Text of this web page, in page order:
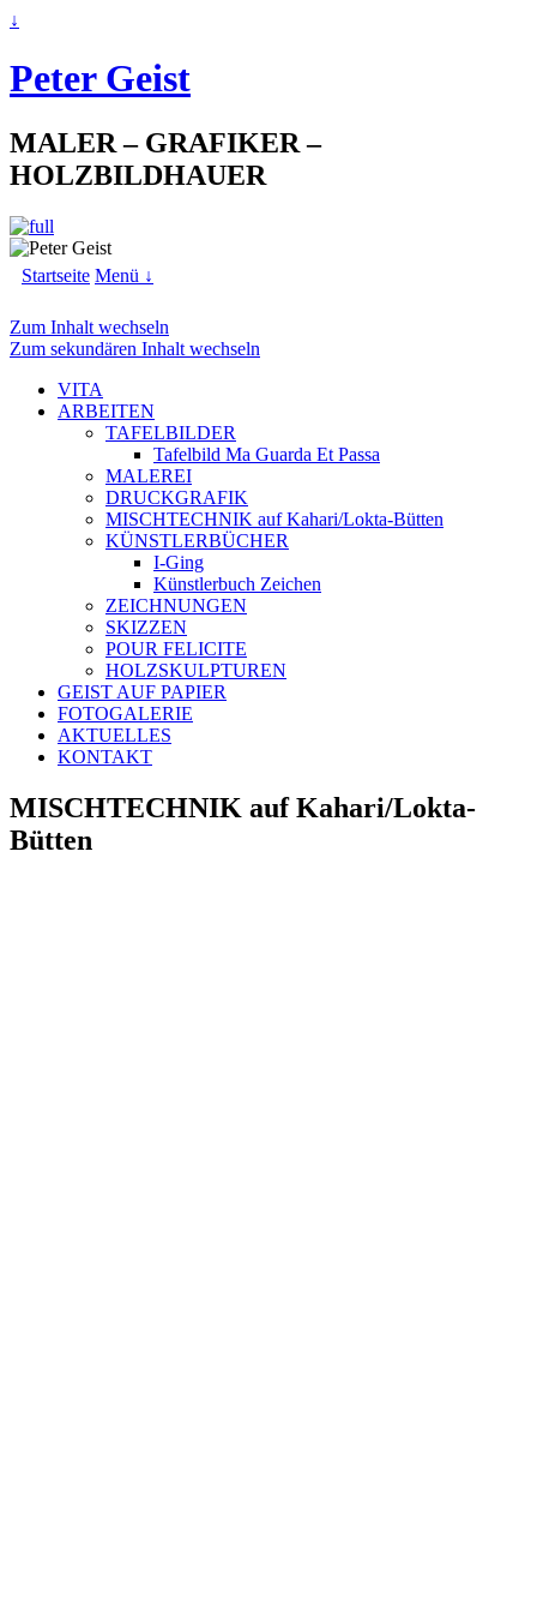
↓
Peter Geist
MALER – GRAFIKER –
HOLZBILDHAUER
Startseite Menü ↓
Zum Inhalt wechseln
Zum sekundären Inhalt wechseln
VITA
ARBEITEN
TAFELBILDER
Tafelbild Ma Guarda Et Passa
MALEREI
DRUCKGRAFIK
MISCHTECHNIK auf Kahari/Lokta-Bütten
KÜNSTLERBÜCHER
I-Ging
Künstlerbuch Zeichen
ZEICHNUNGEN
SKIZZEN
POUR FELICITE
HOLZSKULPTUREN
GEIST AUF PAPIER
FOTOGALERIE
AKTUELLES
KONTAKT
MISCHTECHNIK auf Kahari/Lokta-
Bütten